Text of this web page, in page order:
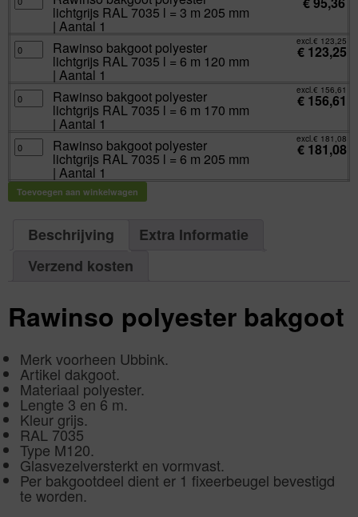
Aantal
=
mm
Aantal
bakgoot
polyester
7035
=
mm
Aantal
lichtgrijs RAL 7035 l = 3 m 205 mm
| Aantal 1
Rawinso
bakgoot
polyester
7035
=
mm
Aantal
Rawinso bakgoot polyester
lichtgrijs RAL 7035 l = 6 m 120 mm
| Aantal 1
excl.€ 123,25
€ 123,25
Rawinso
bakgoot
polyester
7035
=
170
mm
Rawinso bakgoot polyester
lichtgrijs RAL 7035 l = 6 m 170 mm
| Aantal 1
excl.€ 156,61
€ 156,61
Rawinso
bakgoot
polyester
7035
=
aantal
Rawinso bakgoot polyester
lichtgrijs RAL 7035 l = 6 m 205 mm
| Aantal 1
excl.€ 181,08
€ 181,08
Toevoegen aan winkelwagen
Beschrijving
Extra Informatie
Verzend kosten
Rawinso polyester bakgoot
Merk voorheen Ubbink.
Artikel dakgoot.
Materiaal polyester.
Lengte 3 en 6 m.
Kleur grijs.
RAL 7035
Type M120.
Glasvezelversterkt en vormvast.
Per bakgootdeel dient er 1 fixeerbeugel bevestigd
te worden.